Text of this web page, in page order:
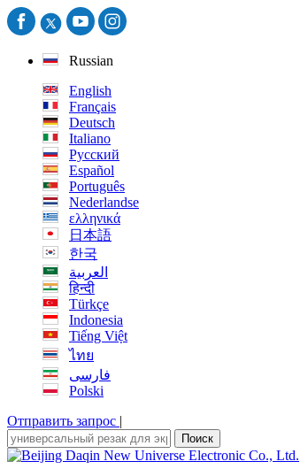
Russian
English
Français
Deutsch
Italiano
Русский
Español
Português
Nederlandse
ελληνικά
日本語
한국
العربية
हिन्दी
Türkçe
Indonesia
Tiếng Việt
ไทย
فارسی
Polski
Отправить запрос |
Поиск